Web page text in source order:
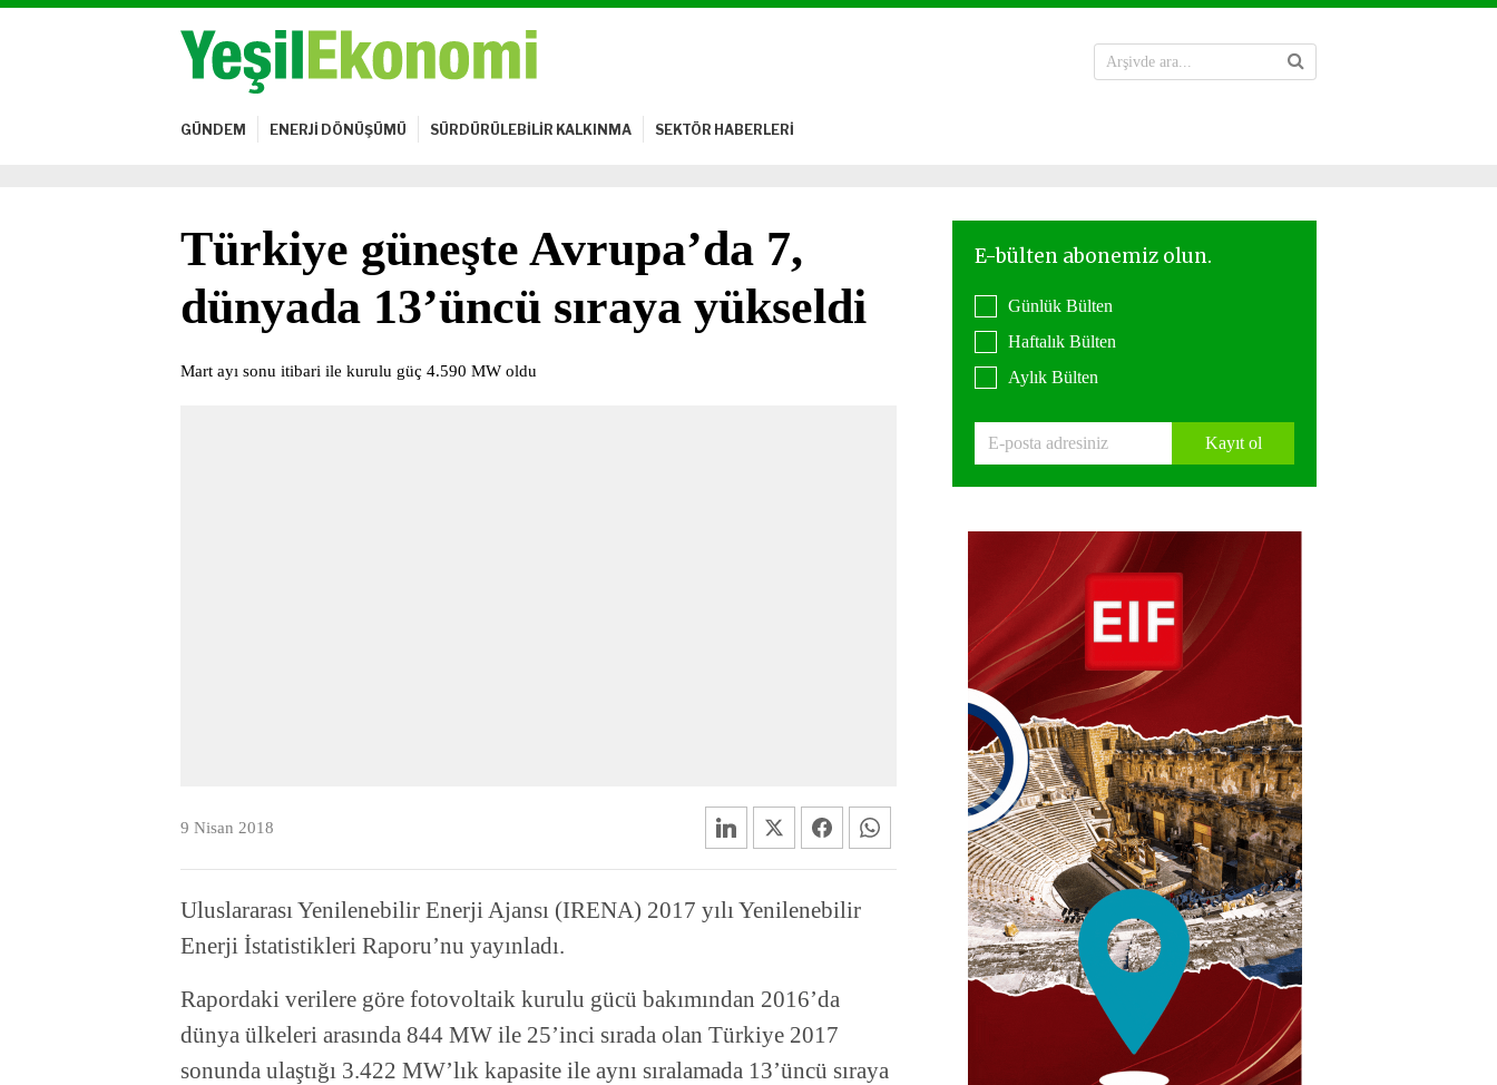
GÜNDEM ENERJİ DÖNÜŞÜMÜ SÜRDÜRÜLEBİLİR KALKINMA SEKTÖR HABERLERİ
Türkiye güneşte Avrupa’da 7,
dünyada 13’üncü sıraya yükseldi
Mart ayı sonu itibari ile kurulu güç 4.590 MW oldu
9 Nisan 2018
Uluslararası Yenilenebilir Enerji Ajansı (IRENA) 2017 yılı Yenilenebilir
Enerji İstatistikleri Raporu’nu yayınladı.
Rapordaki verilere göre fotovoltaik kurulu gücü bakımından 2016’da
dünya ülkeleri arasında 844 MW ile 25’inci sırada olan Türkiye 2017
sonunda ulaştığı 3.422 MW’lık kapasite ile aynı sıralamada 13’üncü sıraya
Günlük Bülten
Haftalık Bülten
Aylık Bülten
Kayıt ol